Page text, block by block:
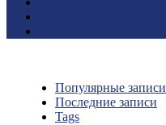
Популярные записи
Последние записи
Tags